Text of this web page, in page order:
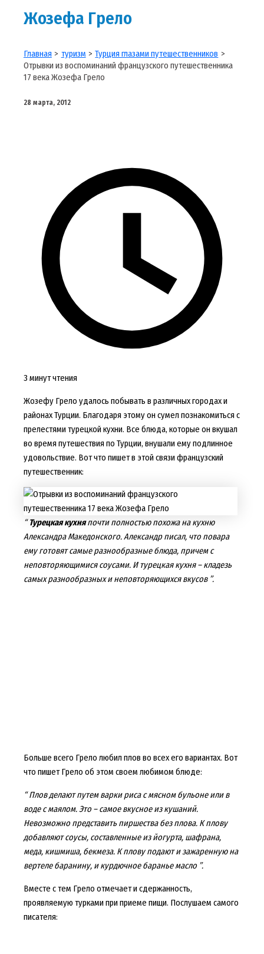
Жозефа Грело
Главная туризм
Турция глазами путешественников
Отрывки из воспоминаний французского путешественника
17 века Жозефа Грело
28 марта, 2012
3 минут чтения
Жозефу Грело удалось побывать в различных городах и
районах Турции. Благодаря этому он сумел познакомиться с
прелестями турецкой кухни. Все блюда, которые он вкушал
во время путешествия по Турции, внушали ему подлинное
удовольствие. Вот что пишет в этой связи французский
путешественник:
“Турецкая кухняпочти полностью похожа на кухню
Александра Македонского. Александр писал, что повара
ему готовят самые разнообразные блюда, причем с
неповторяющимися соусами. И турецкая кухня – кладезь
самых разнообразных и неповторяющихся вкусов ”.
Больше всего Грело любил плов во всех его вариантах. Вот
что пишет Грело об этом своем любимом блюде:
“ Плов делают путем варки риса с мясном бульоне или в
воде с маялом. Это – самое вкусное из кушаний.
Невозможно представить пиршества без плова. К плову
добавляют соусы, составленные из йогурта, шафрана,
меда, кишмиша, бекмеза. К плову подают и зажаренную на
вертеле баранину, и курдючное баранье масло ”.
Вместе с тем Грело отмечает и сдержанность,
проявляемую турками при приеме пищи. Послушаем самого
писателя: